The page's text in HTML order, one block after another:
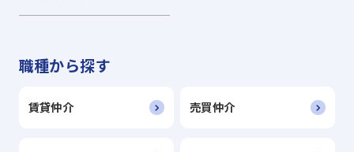
職種から探す
賃貸仲介 売買仲介